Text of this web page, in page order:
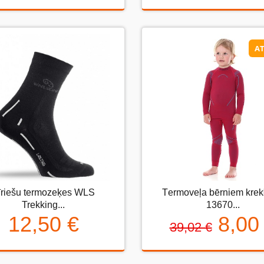
termozeķes WLS
Trekking...
12,50 €
termozeķes WLS Trekking...
12,50 €
Тermoveļa bērniem
13670...
39,02 € 8,00
Тermoveļa bērniem krekls
13670...
8,00 €